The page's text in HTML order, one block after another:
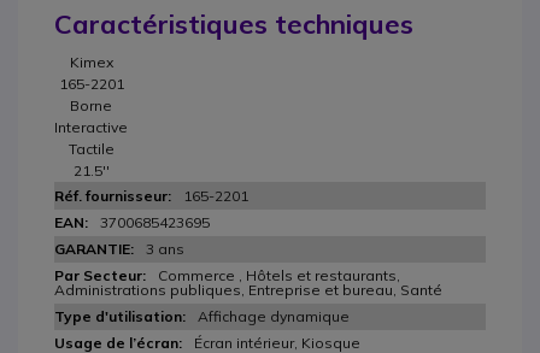
Caractéristiques techniques
Kimex
165-2201
Borne
Interactive
Tactile
21.5''
165-2201
3700685423695
3 ans
Commerce , Hôtels et restaurants,
Administrations publiques, Entreprise et bureau, Santé
Affichage dynamique
Écran intérieur, Kiosque